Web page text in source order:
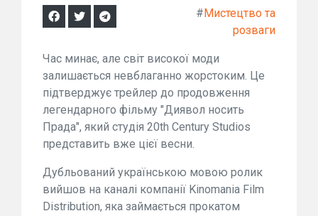
#Мистецтво та
розваги
Час минає, але світ високої моди
залишається невблаганно жорстоким. Це
підтверджує трейлер до продовження
легендарного фільму "Диявол носить
Прада", який студія 20th Century Studios
представить вже цієї весни.
Дубльований українською мовою ролик
вийшов на каналі компанії Kinomania Film
Distribution, яка займається прокатом